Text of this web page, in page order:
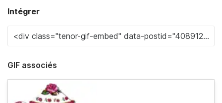
Intégrer
GIF associés